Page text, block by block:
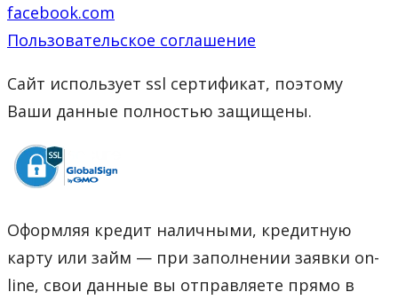
facebook.com
Пользовательское соглашение
Сайт использует ssl сертификат, поэтому
Ваши данные полностью защищены.
Оформляя кредит наличными, кредитную
карту или займ — при заполнении заявки on-
line, свои данные вы отправляете прямо в